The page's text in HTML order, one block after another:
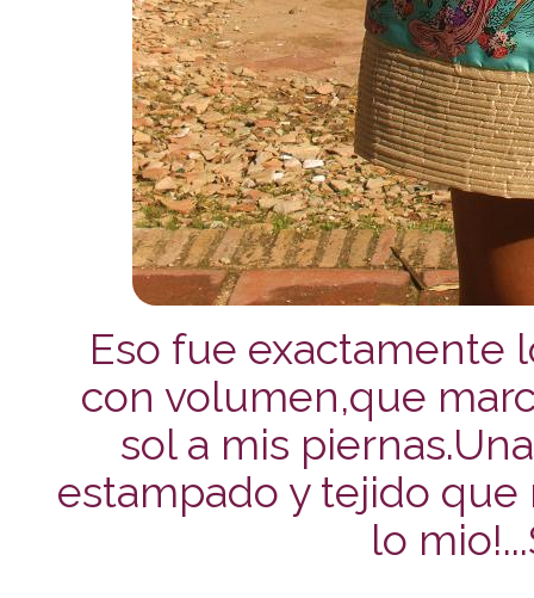
Eso fue exactamente
con volumen,que
sol a mis
estampado y tejido que
lo